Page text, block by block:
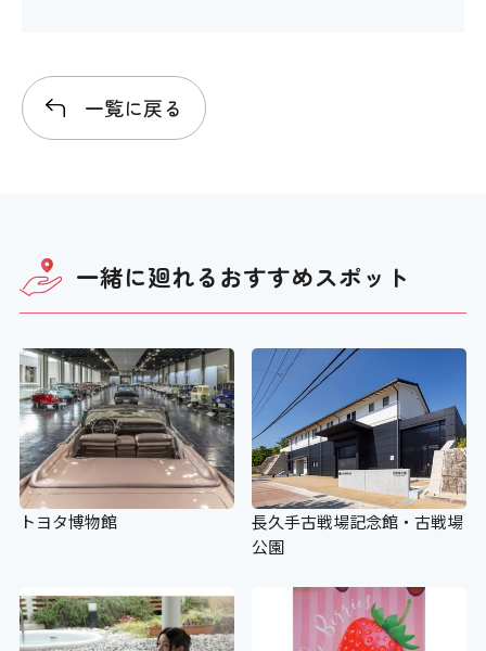
一覧に戻る
一緒に廻れるおすすめスポット
トヨタ博物館
長久手古戦場記念館・古戦場
公園